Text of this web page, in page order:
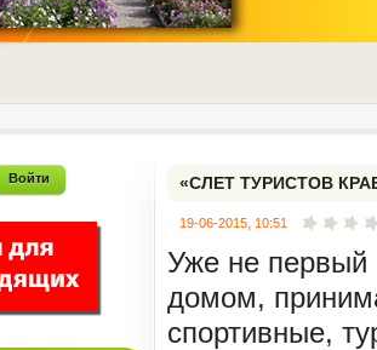
Войти «СЛЕТ ТУРИСТОВ
19-06-2015, 10:51
Уже не первый
домом,
спортивные,